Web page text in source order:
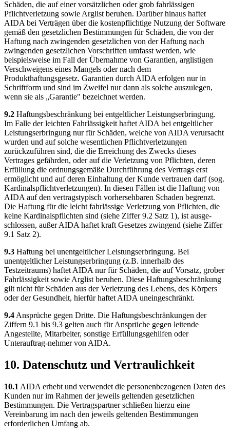
Schäden, die auf einer vorsätzlichen oder grob fahrlässigen
Pflichtverletzung sowie Arglist beruhen. Darüber hinaus haftet
AIDA bei Verträgen über die kostenpflichtige Nutzung der Software
gemäß den gesetzlichen Bestimmungen für Schäden, die von der
Haftung nach zwingenden gesetzlichen von der Haftung nach
zwingenden gesetzlichen Vorschriften umfasst werden, wie
beispielsweise im Fall der Übernahme von Garantien, arglistigen
Verschweigens eines Mangels oder nach dem
Produkthaftungsgesetz. Garantien durch AIDA erfolgen nur in
Schriftform und sind im Zweifel nur dann als solche auszulegen,
wenn sie als „Garantie" bezeichnet werden.
9.2 Haftungsbeschränkung bei entgeltlicher Leistungserbringung.
Im Falle der leichten Fahrlässigkeit haftet AIDA bei entgeltlicher
Leistungserbringung nur für Schäden, welche von AIDA verursacht
wurden und auf solche wesentlichen Pflichtverletzungen
zurückzuführen sind, die die Erreichung des Zwecks dieses
Vertrages gefährden, oder auf die Verletzung von Pflichten, deren
Erfüllung die ordnungsgemäße Durchführung des Vertrags erst
ermöglicht und auf deren Einhaltung der Kunde vertrauen darf (sog.
Kardinalspflichtverletzungen). In diesen Fällen ist die Haftung von
AIDA auf den vertragstypisch vorhersehbaren Schaden begrenzt.
Die Haftung für die leicht fahrlässige Verletzung von Pflichten, die
keine Kardinalspflichten sind (siehe Ziffer 9.2 Satz 1), ist ausge-
schlossen, außer AIDA haftet kraft Gesetzes zwingend (siehe Ziffer
9.1 Satz 2).
9.3 Haftung bei unentgeltlicher Leistungserbringung. Bei
unentgeltlicher Leistungserbringung (z.B. innerhalb des
Testzeitraums) haftet AIDA nur für Schäden, die auf Vorsatz, grober
Fahrlässigkeit sowie Arglist beruhen. Diese Haftungsbeschränkung
gilt nicht für Schäden aus der Verletzung des Lebens, des Körpers
oder der Gesundheit, hierfür haftet AIDA uneingeschränkt.
9.4 Ansprüche gegen Dritte. Die Haftungsbeschränkungen der
Ziffern 9.1 bis 9.3 gelten auch für Ansprüche gegen leitende
Angestellte, Mitarbeiter, sonstige Erfüllungsgehilfen oder
Unterauftrag-nehmer von AIDA.
10. Datenschutz und Vertraulichkeit
10.1 AIDA erhebt und verwendet die personenbezogenen Daten des
Kunden nur im Rahmen der jeweils geltenden gesetzlichen
Bestimmungen. Die Vertragspartner schließen hierzu eine
Vereinbarung im nach den jeweils geltenden Bestimmungen
erforderlichen Umfang ab.